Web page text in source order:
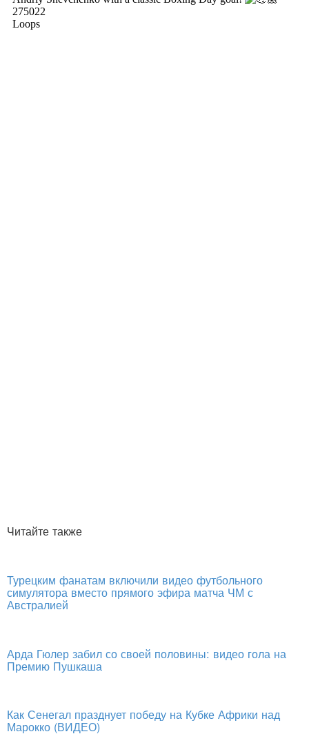
Читайте также
Турецким фанатам включили видео футбольного
симулятора вместо прямого эфира матча ЧМ с
Австралией
Арда Гюлер забил со своей половины: видео гола на
Премию Пушкаша
Как Сенегал празднует победу на Кубке Африки над
Марокко (ВИДЕО)